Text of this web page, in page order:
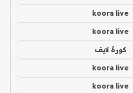
koora live
koora live
كورة لايف
koora live
koora live